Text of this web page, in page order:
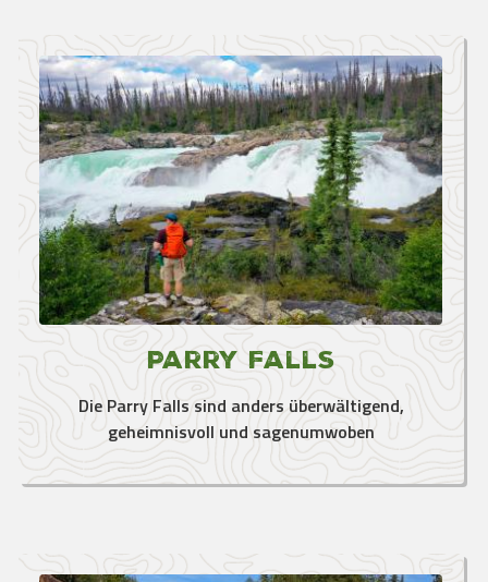
Parry Falls
Die Parry Falls sind anders überwältigend,
geheimnisvoll und sagenumwoben